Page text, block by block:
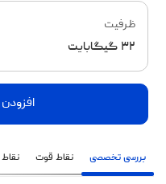
ظرفیت
۳۲ گیگابایت
بررسی تخصصی نقاط قوت